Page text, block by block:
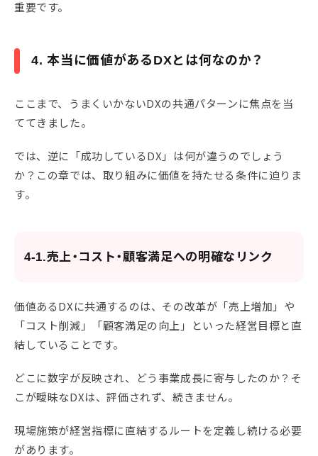
重要です。
4. 本当に価値があるDXとは何なのか？
ここまで、うまくいかないDXの共通パターンに焦点を当
ててきました。
では、逆に「成功しているDX」は何が違うのでしょう
か？この章では、取り組みに価値を持たせる条件に迫りま
す。
4-1.売上・コスト・顧客満足への明確なリンク
価値あるDXに共通するのは、その改革が「売上増加」や
「コスト削減」「顧客満足の向上」といった経営目標と直
結していることです。
どこに数字が反映され、どう事業成長に寄与したのか？そ
こが曖昧なDXは、評価されず、続きません。
現場施策が経営指標に直結するルートを定義し続ける必要
があります。